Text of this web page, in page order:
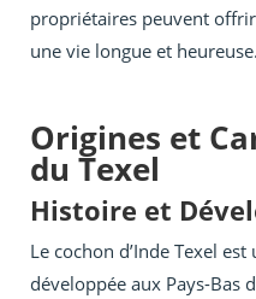
propriétaires peuvent offrir
une vie longue et heureuse.
Origines et
du Texel
Histoire et
Le cochon d’Inde Texel
développée aux Pays-Bas